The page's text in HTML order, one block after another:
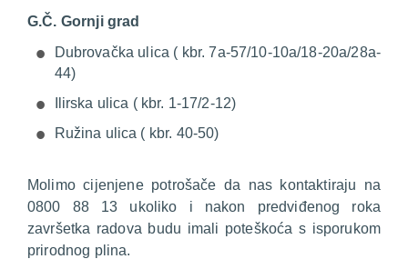
G.Č. Gornji grad
Dubrovačka ulica ( kbr. 7a-57/10-10a/18-20a/28a-
44)
Ilirska ulica ( kbr. 1-17/2-12)
Ružina ulica ( kbr. 40-50)
Molimo cijenjene potrošače da nas kontaktiraju na
0800 88 13 ukoliko i nakon predviđenog roka
završetka radova budu imali poteškoća s isporukom
prirodnog plina.